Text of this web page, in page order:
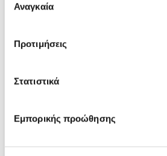
των υπηρεσιών τους.
συγκατάθεσης
Αναγκαία
Προτιμήσεις
Στατιστικά
Εμπορικής προώθησης
Χρόνος